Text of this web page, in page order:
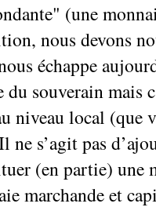
(une
nous devons
échappe
souverain mais
niveau local (que
s’agit pas
(en partie) une
marchande et